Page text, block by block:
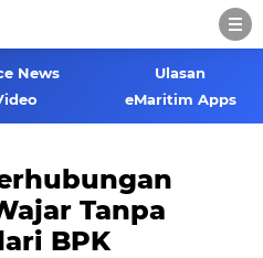
News
Ulasan
eMaritim Apps
Tanpa
BPK